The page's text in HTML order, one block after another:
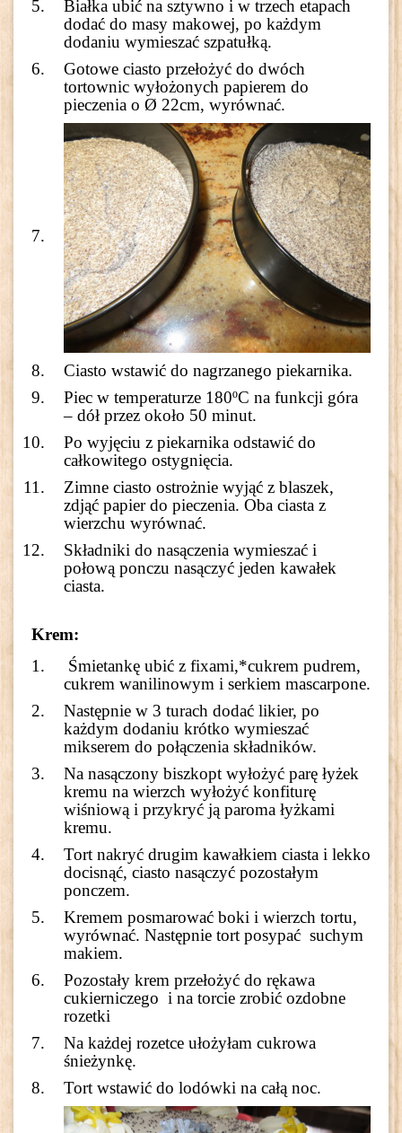
Białka ubić na sztywno i w trzech etapach
dodać do masy makowej, po każdym
dodaniu wymieszać szpatułką.
Gotowe ciasto przełożyć do dwóch
tortownic wyłożonych papierem do
pieczenia o Ø 22cm, wyrównać.
Ciasto wstawić do nagrzanego piekarnika.
Piec w temperaturze 180ºC na funkcji góra
– dół przez około 50 minut.
Po wyjęciu z piekarnika odstawić do
całkowitego ostygnięcia.
Zimne ciasto ostrożnie wyjąć z blaszek,
zdjąć papier do pieczenia. Oba ciasta z
wierzchu wyrównać.
Składniki do nasączenia wymieszać i
połową ponczu nasączyć jeden kawałek
ciasta.
Krem:
Śmietankę ubić z fixami,*cukrem pudrem,
cukrem wanilinowym i serkiem mascarpone.
Następnie w 3 turach dodać likier, po
każdym dodaniu krótko wymieszać
mikserem do połączenia składników.
Na nasączony biszkopt wyłożyć parę łyżek
kremu na wierzch wyłożyć konfiturę
wiśniową i przykryć ją paroma łyżkami
kremu.
Tort nakryć drugim kawałkiem ciasta i lekko
docisnąć, ciasto nasączyć pozostałym
ponczem.
Kremem posmarować boki i wierzch tortu,
wyrównać. Następnie tort posypać suchym
makiem.
Pozostały krem przełożyć do rękawa
cukierniczego i na torcie zrobić ozdobne
rozetki
Na każdej rozetce ułożyłam cukrowa
śnieżynkę.
Tort wstawić do lodówki na całą noc.